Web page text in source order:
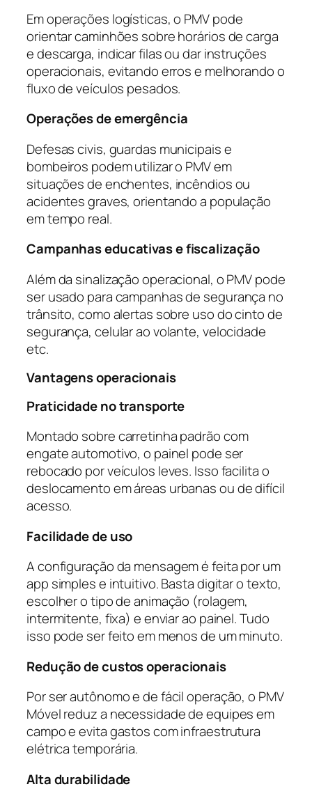
Em operações logísticas, o PMV pode
orientar caminhões sobre horários de carga
e descarga, indicar filas ou dar instruções
operacionais, evitando erros e melhorando o
fluxo de veículos pesados.
Operações de emergência
Defesas civis, guardas municipais e
bombeiros podem utilizar o PMV em
situações de enchentes, incêndios ou
acidentes graves, orientando a população
em tempo real.
Campanhas educativas e fiscalização
Além da sinalização operacional, o PMV pode
ser usado para campanhas de segurança no
trânsito, como alertas sobre uso do cinto de
segurança, celular ao volante, velocidade
etc.
Vantagens operacionais
Praticidade no transporte
Montado sobre carretinha padrão com
engate automotivo, o painel pode ser
rebocado por veículos leves. Isso facilita o
deslocamento em áreas urbanas ou de difícil
acesso.
Facilidade de uso
A configuração da mensagem é feita por um
app simples e intuitivo. Basta digitar o texto,
escolher o tipo de animação (rolagem,
intermitente, fixa) e enviar ao painel. Tudo
isso pode ser feito em menos de um minuto.
Redução de custos operacionais
Por ser autônomo e de fácil operação, o PMV
Móvel reduz a necessidade de equipes em
campo e evita gastos com infraestrutura
elétrica temporária.
Alta durabilidade